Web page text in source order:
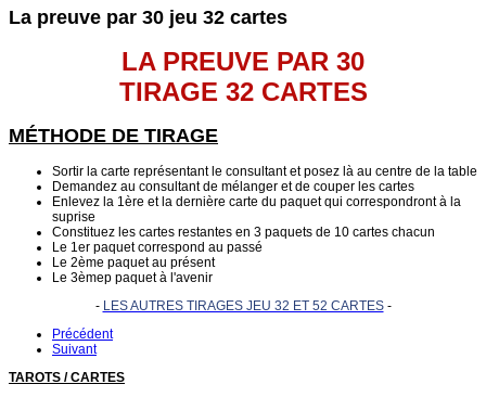
La preuve par 30 jeu 32 cartes
LA PREUVE PAR 30
TIRAGE 32 CARTES
MÉTHODE DE TIRAGE
Sortir la carte représentant le consultant et posez là au centre de la table
Demandez au consultant de mélanger et de couper les cartes
Enlevez la 1ère et la dernière carte du paquet qui correspondront à la
suprise
Constituez les cartes restantes en 3 paquets de 10 cartes chacun
Le 1er paquet correspond au passé
Le 2ème paquet au présent
Le 3èmep paquet à l'avenir
- LES AUTRES TIRAGES JEU 32 ET 52 CARTES-
Précédent
Suivant
TAROTS / CARTES